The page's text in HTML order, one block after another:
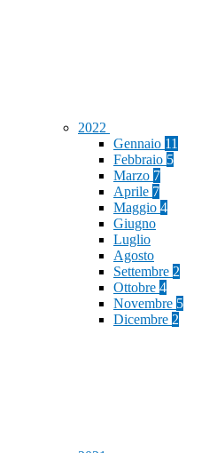
2022
Gennaio 11
Febbraio 5
Marzo 7
Aprile 7
Maggio 4
Giugno
Luglio
Agosto
Settembre 2
Ottobre 4
Novembre 5
Dicembre 2